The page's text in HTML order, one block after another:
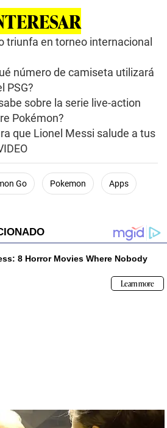
triunfa en torneo internacional
número de camiseta utilizará
PSG?
sobre la serie live-action
Pokémon?
que Lionel Messi salude a tus
Go Pokemon Apps